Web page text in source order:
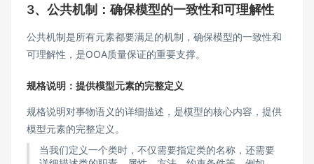
3、公共机制：确保模型的一致性和可理解性
公共机制是所有元素都要满足的机制，确保模型的一致性和
可理解性，是OOA质量保证的重要支撑。
规格说明：提供模型元素的完整定义
规格说明对事物语义的详细描述，是模型的核心内容，提供
模型元素的完整定义。
当我们定义一个类时，不仅需要指定类的名称，还需要